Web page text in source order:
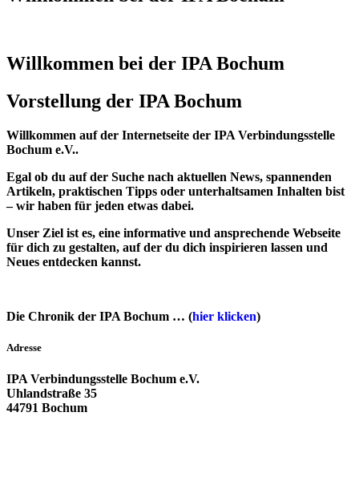
Willkommen bei der IPA Bochum
Vorstellung der IPA Bochum
Willkommen auf der Internetseite der IPA Verbindungsstelle
Bochum e.V..
Egal ob du auf der Suche nach aktuellen News, spannenden
Artikeln, praktischen Tipps oder unterhaltsamen Inhalten bist
– wir haben für jeden etwas dabei.
Unser Ziel ist es, eine informative und ansprechende Webseite
für dich zu gestalten, auf der du dich inspirieren lassen und
Neues entdecken kannst.
Die Chronik der IPA Bochum … (hier klicken)
Adresse
IPA Verbindungsstelle Bochum e.V.
Uhlandstraße 35
44791 Bochum